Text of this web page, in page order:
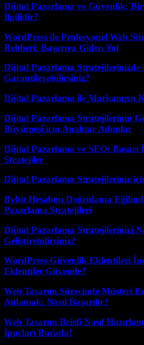
Dijital Pazarlama ve Güvenlik:
İlgilidir?
WordPress ile Profesyonel Web
Rehberi: Başarıya Giden Yol
Dijital Pazarlama Stratejilerinizde
Garantileyebilirsiniz?
Dijital Pazarlama ile Markanızın
Dijital Pazarlama Stratejilerinin
Büyümesi için Anahtar Adımlar
Dijital Pazarlama ve SEO: Başarı
Stratejiler
Dijital Pazarlama Stratejileriniz
Bybit Hesabını Doğrulama
Pazarlama Stratejileri
Dijital Pazarlama Stratejilerinizi
Geliştirebilirsiniz?
WordPress Güvenlik Eklentileri
Eklentiler Güvende?
Web Tasarım Sürecinde Müşteri
Anlamak: Nasıl Başarılır?
Web Tasarım Briefi Nasıl
İpuçları Burada!